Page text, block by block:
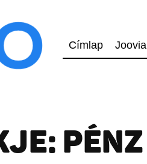
Címlap Joovia
PÉNZ